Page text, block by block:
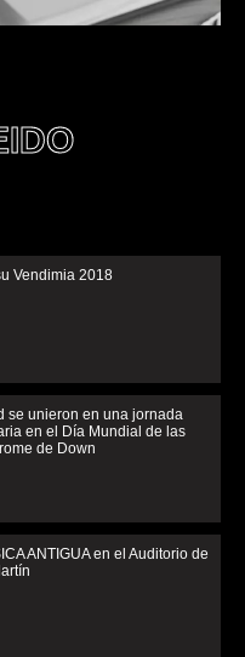
Vendimia 2018
se unieron en una jornada
en el Día Mundial de las
de Down
ANTIGUA en el Auditorio de